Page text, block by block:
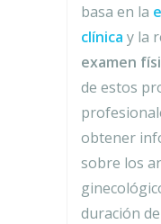
basa en la
clínica y la
examen
de estos
obtener
sobre los
duración